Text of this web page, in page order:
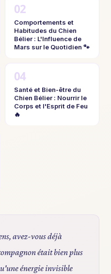
Comportements et
Habitudes du Chien
Bélier : L'Influence de
Mars sur le Quotidien 🐾
Santé et Bien-être du
Chien Bélier : Nourrir le
Corps et l'Esprit de Feu
🔥
avez-vous déjà
était bien plus
énergie invisible